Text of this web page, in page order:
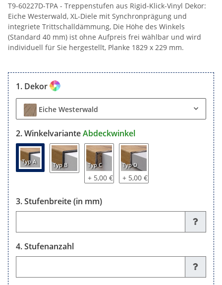
T9-60227D-TPA - Treppenstufen aus Rigid-Klick-Vinyl Dekor:
Eiche Westerwald, XL-Diele mit Synchronprägung und
integriete Trittschalldämmung, Die Höhe des Winkels
(Standard 40 mm) ist ohne Aufpreis frei wählbar und wird
individuell für Sie hergestellt, Planke 1829 x 229 mm.
Dekor
Eiche Westerwald
WinkelvarianteAbdeckwinkel
Typ A Typ B Typ C
+ 5,00 €
Typ D
+ 5,00 €
Stufenbreite (in mm)
Stufenanzahl